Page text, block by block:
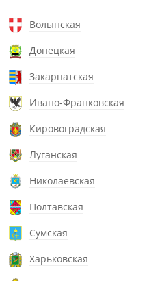
Волынская
Донецкая
Закарпатская
Ивано-Франковская
Кировоградская
Луганская
Николаевская
Полтавская
Сумская
Харьковская